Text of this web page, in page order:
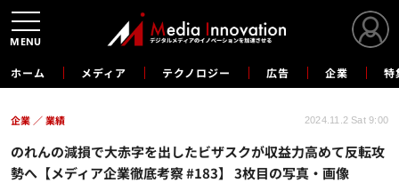
ホーム メディア テクノロジー 広告 企業 特
のれんの減損で大赤字を出したビザスクが収益力高めて反転攻
勢へ【メディア企業徹底考察 #183】 3枚目の写真・画像
企業 業績 2024.11.2 Sat 9:00
MENU